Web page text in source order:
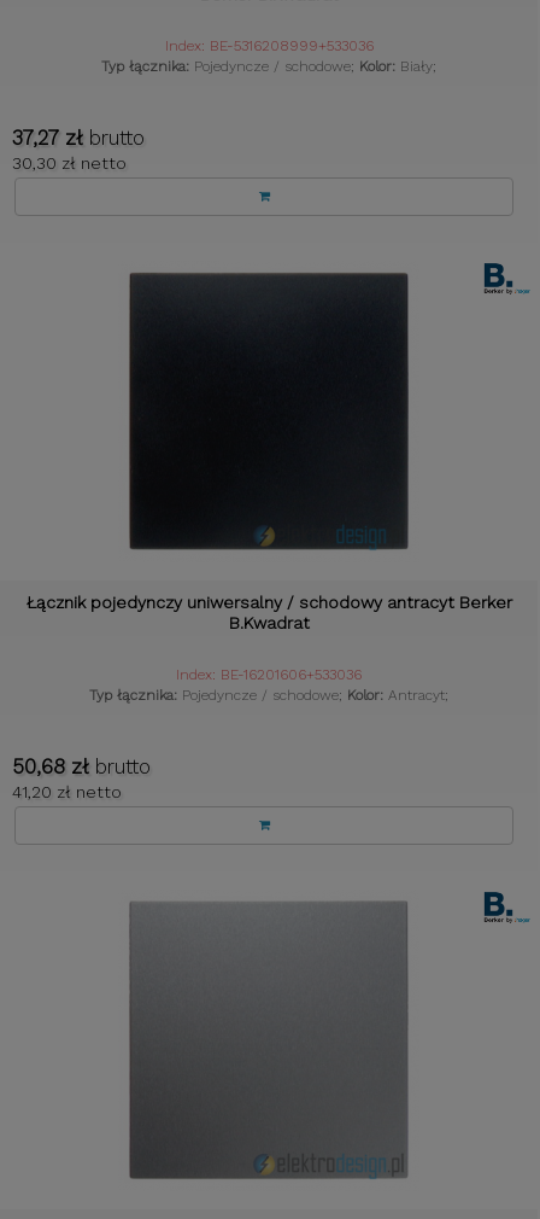
Index: BE-5316208999+533036
Typ łącznika: Pojedyncze / schodowe; Kolor: Biały;
37,27 zł brutto
30,30 zł netto
Łącznik pojedynczy uniwersalny / schodowy antracyt Berker
B.Kwadrat
Index: BE-16201606+533036
Typ łącznika: Pojedyncze / schodowe; Kolor: Antracyt;
50,68 zł brutto
41,20 zł netto